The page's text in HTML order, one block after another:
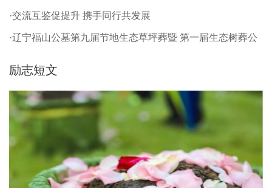
·交流互鉴促提升 携手同行共发展
·辽宁福山公墓第九届节地生态草坪葬暨 第一届生态树葬公
励志短文